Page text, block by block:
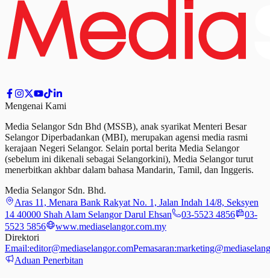
Mengenai Kami
Media Selangor Sdn Bhd (MSSB), anak syarikat Menteri Besar
Selangor Diperbadankan (MBI), merupakan agensi media rasmi
kerajaan Negeri Selangor. Selain portal berita Media Selangor
(sebelum ini dikenali sebagai Selangorkini), Media Selangor turut
menerbitkan akhbar dalam bahasa Mandarin, Tamil, dan Inggeris.
Media Selangor Sdn. Bhd.
Aras 11, Menara Bank Rakyat No. 1, Jalan Indah 14/8, Seksyen
14 40000 Shah Alam Selangor Darul Ehsan
03-5523 4856
03-
5523 5856
www.mediaselangor.com.my
Direktori
Email:editor@mediaselangor.comPemasaran:
Aduan Penerbitan